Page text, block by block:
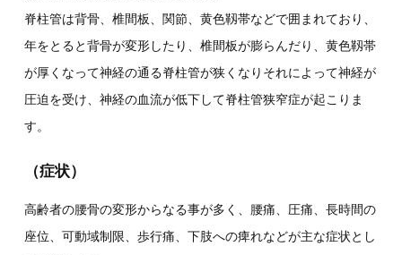
脊柱管は背骨、椎間板、関節、黄色靱帯などで囲まれており、
年をとると背骨が変形したり、椎間板が膨らんだり、黄色靱帯
が厚くなって神経の通る脊柱管が狭くなりそれによって神経が
圧迫を受け、神経の血流が低下して脊柱管狭窄症が起こりま
す。
（症状）
高齢者の腰骨の変形からなる事が多く、腰痛、圧痛、長時間の
座位、可動域制限、歩行痛、下肢への痺れなどが主な症状とし